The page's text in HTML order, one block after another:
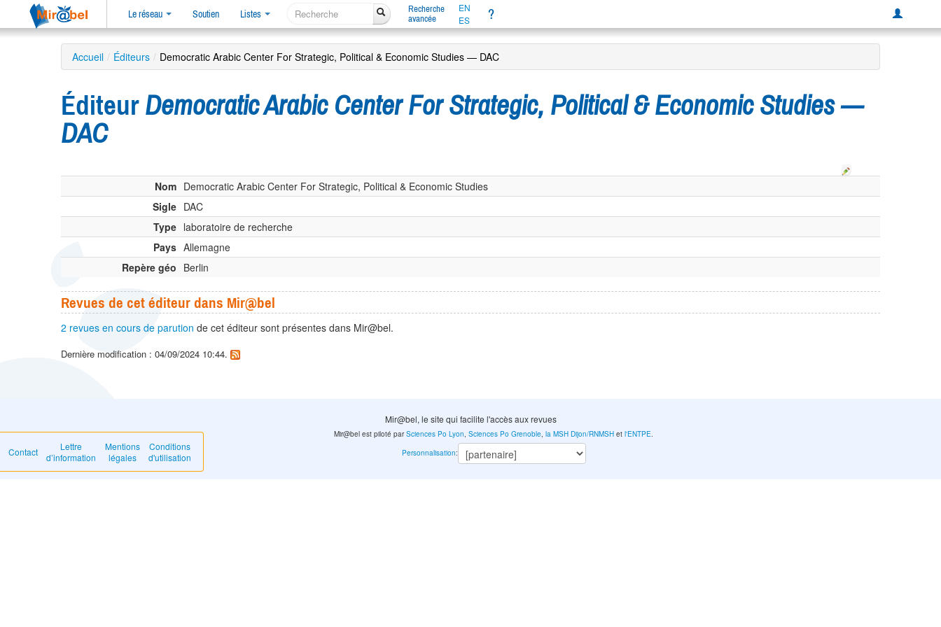
Le réseau Soutien Listes
Recherche
avancée
EN
ES
?
Accueil / Éditeurs / Democratic Arabic Center For Strategic, Political & Economic Studies — DAC
Éditeur Democratic Arabic Center For Strategic, Political & Economic Studies —
DAC
Nom Democratic Arabic Center For Strategic, Political & Economic Studies
Sigle DAC
Type laboratoire de recherche
Pays Allemagne
Repère géo Berlin
Revues de cet éditeur dans Mir@bel
2 revues en cours de parution de cet éditeur sont présentes dans Mir@bel.
Dernière modification : 04/09/2024 10:44.
Mir@bel, le site qui facilite l'accès aux revues
Contact
Lettre
d’information
Mentions
légales
Conditions
d'utilisation
Mir@bel est piloté parSciences Po Lyon,Sciences Po Grenoble,la MSH Dijon/RNMSH etl'ENTPE.
Personnalisation: